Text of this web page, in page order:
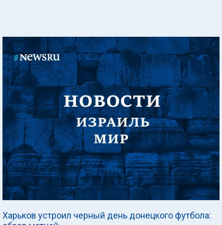
Харьков устроил черный день донецкого футбола: